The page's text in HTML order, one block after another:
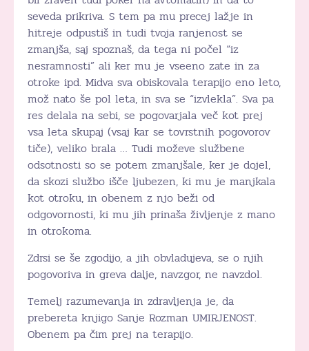
seveda prikriva. S tem pa mu precej lažje in
hitreje odpustiš in tudi tvoja ranjenost se
zmanjša, saj spoznaš, da tega ni počel “iz
nesramnosti” ali ker mu je vseeno zate in za
otroke ipd. Midva sva obiskovala terapijo eno leto,
mož nato še pol leta, in sva se “izvlekla”. Sva pa
res delala na sebi, se pogovarjala več kot prej
vsa leta skupaj (vsaj kar se tovrstnih pogovorov
tiče), veliko brala … Tudi moževe službene
odsotnosti so se potem zmanjšale, ker je dojel,
da skozi službo išče ljubezen, ki mu je manjkala
kot otroku, in obenem z njo beži od
odgovornosti, ki mu jih prinaša življenje z mano
in otrokoma.
Zdrsi se še zgodijo, a jih obvladujeva, se o njih
pogovoriva in greva dalje, navzgor, ne navzdol.
Temelj razumevanja in zdravljenja je, da
prebereta knjigo Sanje Rozman UMIRJENOST.
Obenem pa čim prej na terapijo.